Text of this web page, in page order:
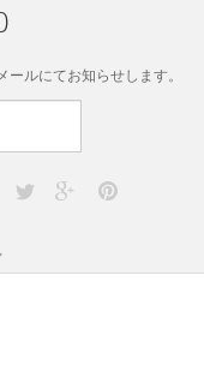
ルにてお知らせします。